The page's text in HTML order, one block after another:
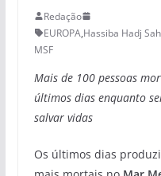
Redação
EUROPA,Hassiba Hadj
MSF
Mais de 100 pessoas
últimos dias enquanto
salvar vidas
Os últimos dias